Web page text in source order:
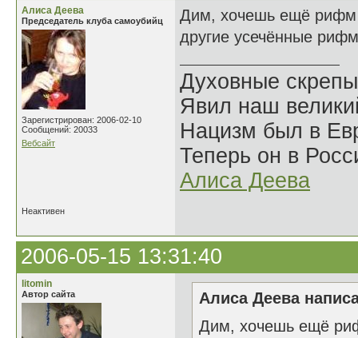
Алиса Деева
Председатель клуба самоубийц
Зарегистрирован: 2006-02-10
Сообщений: 20033
Вебсайт
Дим, хочешь ещё рифм
другие усечённые
Духовные
Явил наш
Нацизм был в
Теперь он в
Алиса Деева
Неактивен
2006-05-15 13:31:40
litomin
Автор сайта
Алиса Деева
Дим, хочешь ещё